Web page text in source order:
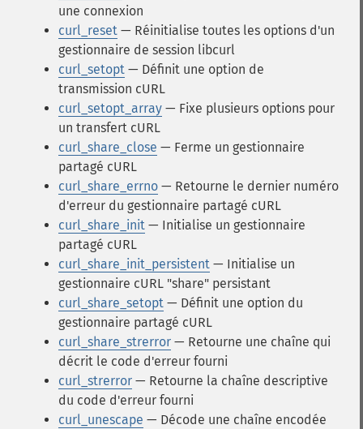
une connexion
curl_reset — Réinitialise toutes les options d'un
gestionnaire de session libcurl
curl_setopt — Définit une option de
transmission cURL
curl_setopt_array — Fixe plusieurs options pour
un transfert cURL
curl_share_close — Ferme un gestionnaire
partagé cURL
curl_share_errno — Retourne le dernier numéro
d'erreur du gestionnaire partagé cURL
curl_share_init — Initialise un gestionnaire
partagé cURL
curl_share_init_persistent — Initialise un
gestionnaire cURL "share" persistant
curl_share_setopt — Définit une option du
gestionnaire partagé cURL
curl_share_strerror — Retourne une chaîne qui
décrit le code d'erreur fourni
curl_strerror — Retourne la chaîne descriptive
du code d'erreur fourni
curl_unescape — Décode une chaîne encodée